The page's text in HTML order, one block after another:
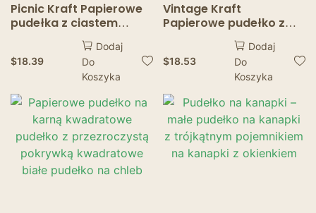
Picnic Kraft Papierowe
pudełka z ciastem
przezroczyste okna
deser owoce pakowanie
ekologicznego
pojemnika na żywność
domowy kuchnia
impreza imprezowa
$18.39
Dodaj
Do
Koszyka
Vintage Kraft
Papierowe pudełko z
papierowym pudełkiem
prezentowym ciasto
opakowanie ciasto
$18.53
Dodaj
Do
Koszyka